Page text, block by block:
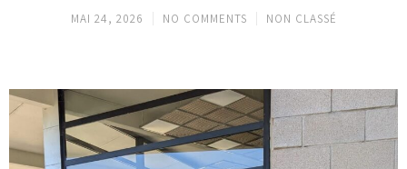
MAI 24, 2026 NO COMMENTS NON CLASSÉ